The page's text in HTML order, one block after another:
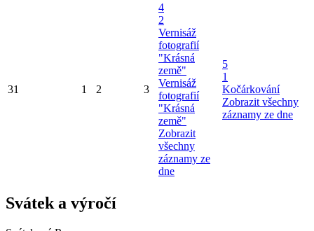
31 1 2 3
4
2
Vernisáž
fotografií
"Krásná
země"
Vernisáž
fotografií
"Krásná
země"
Zobrazit
všechny
záznamy ze
dne
5
1
Kočárkování
Zobrazit všechny
záznamy ze dne
Svátek a výročí